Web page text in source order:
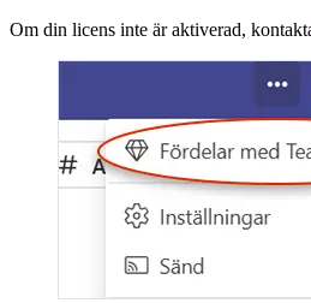
Om din licens inte är aktiverad,